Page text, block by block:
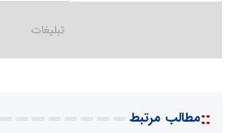
::مطالب مرتبط